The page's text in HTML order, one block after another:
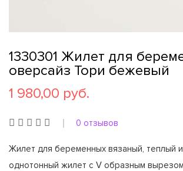
1330301 Жилет для
оверсайз Тори бежевый
1 980,00 руб.
0 отзывов
Жилет для беременных вязаный, теплый и
однотонный жилет с V образным